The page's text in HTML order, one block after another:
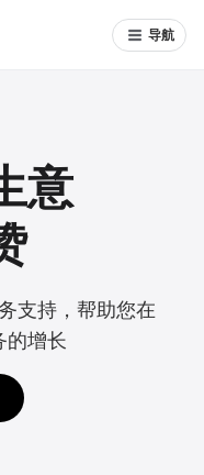
导航
意
支持，帮助您在
的增长